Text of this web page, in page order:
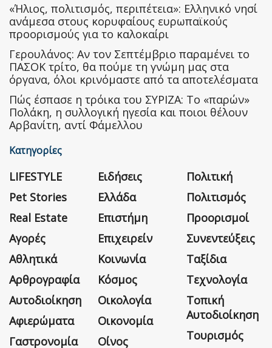
«Ήλιος, πολιτισμός, περιπέτεια»: Ελληνικό νησί
ανάμεσα στους κορυφαίους ευρωπαϊκούς
προορισμούς για το καλοκαίρι
Γερουλάνος: Αν τον Σεπτέμβριο παραμένει το
ΠΑΣΟΚ τρίτο, θα πούμε τη γνώμη μας στα
όργανα, όλοι κρινόμαστε από τα αποτελέσματα
Πώς έσπασε η τρόικα του ΣΥΡΙΖΑ: Το «παρών»
Πολάκη, η συλλογική ηγεσία και ποιοι θέλουν
Αρβανίτη, αντί Φάμελλου
Κατηγορίες
LIFESTYLE
Pet Stories
Real Estate
Αγορές
Αθλητικά
Αρθρογραφία
Αυτοδιοίκηση
Αφιερώματα
Γαστρονομία
Ειδήσεις
Ελλάδα
Επιστήμη
Επιχειρείν
Κοινωνία
Κόσμος
Οικολογία
Οικονομία
Οίνος
Πολιτική
Πολιτισμός
Προορισμοί
Συνεντεύξεις
Ταξίδια
Τεχνολογία
Τοπική
Αυτοδιοίκηση
Τουρισμός